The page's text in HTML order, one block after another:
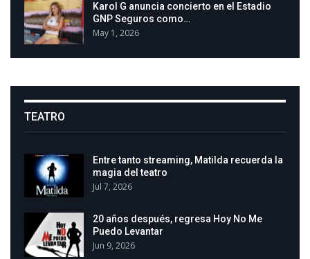
Karol G anuncia concierto en el Estadio
GNP Seguros como…
May 1, 2026
TEATRO
Entre tanto streaming, Matilda recuerda la
magia del teatro
Jul 7, 2026
20 años después, regresa Hoy No Me
Puedo Levantar
Jun 9, 2026